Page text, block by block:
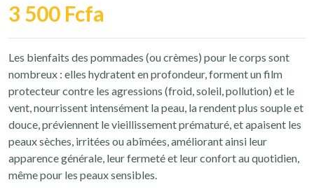
3 500 Fcfa
Les bienfaits des pommades (ou crèmes) pour le corps sont
nombreux : elles hydratent en profondeur, forment un film
protecteur contre les agressions (froid, soleil, pollution) et le
vent, nourrissent intensément la peau, la rendent plus souple et
douce, préviennent le vieillissement prématuré, et apaisent les
peaux sèches, irritées ou abîmées, améliorant ainsi leur
apparence générale, leur fermeté et leur confort au quotidien,
même pour les peaux sensibles.